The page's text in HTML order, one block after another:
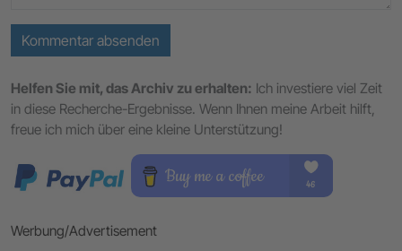
Kommentar absenden
Helfen Sie mit, das Archiv zu erhalten: Ich investiere viel Zeit
in diese Recherche-Ergebnisse. Wenn Ihnen meine Arbeit hilft,
freue ich mich über eine kleine Unterstützung!
Werbung/Advertisement